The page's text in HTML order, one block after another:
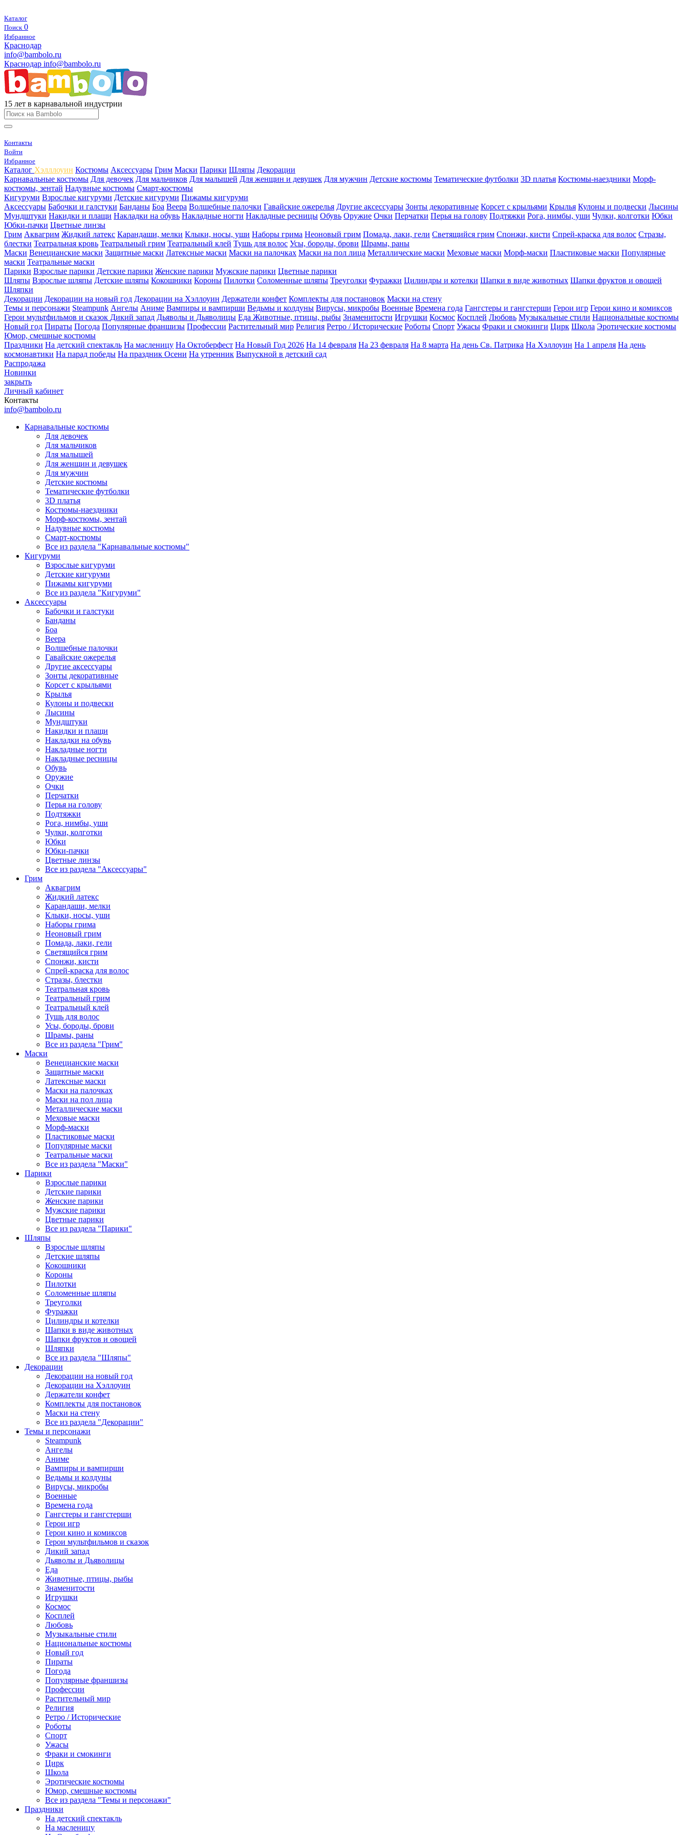
Каталог
Поиск 0
Избранное
Краснодар
info@bambolo.ru
Краснодар info@bambolo.ru
15 лет в карнавальной индустрии
Контакты
Войти
Избранное
Каталог Хэлллоуин Костюмы Аксессуары Грим Маски Парики Шляпы Декорации
Карнавальные костюмы Для девочек Для мальчиков Для малышей Для женщин и девушек Для мужчин Детские костюмы Тематические футболки 3D платья Костюмы-наездники Морф-
костюмы, зентай Надувные костюмы Смарт-костюмы
Кигуруми Взрослые кигуруми Детские кигуруми Пижамы кигуруми
Аксессуары Бабочки и галстуки Банданы Боа Веера Волшебные палочки Гавайские ожерелья Другие аксессуары Зонты декоративные Корсет с крыльями Крылья Кулоны и подвески Лысины
Мундштуки Накидки и плащи Накладки на обувь Накладные ногти Накладные ресницы Обувь Оружие Очки Перчатки Перья на голову Подтяжки Рога, нимбы, уши Чулки, колготки Юбки
Юбки-пачки Цветные линзы
Грим Аквагрим Жидкий латекс Карандаши, мелки Клыки, носы, уши Наборы грима Неоновый грим Помада, лаки, гели Светящийся грим Спонжи, кисти Спрей-краска для волос Стразы,
блестки Театральная кровь Театральный грим Театральный клей Тушь для волос Усы, бороды, брови Шрамы, раны
Маски Венецианские маски Защитные маски Латексные маски Маски на палочках Маски на пол лица Металлические маски Меховые маски Морф-маски Пластиковые маски Популярные
маски Театральные маски
Парики Взрослые парики Детские парики Женские парики Мужские парики Цветные парики
Шляпы Взрослые шляпы Детские шляпы Кокошники Короны Пилотки Соломенные шляпы Треуголки Фуражки Цилиндры и котелки Шапки в виде животных Шапки фруктов и овощей
Шляпки
Декорации Декорации на новый год Декорации на Хэллоуин Держатели конфет Комплекты для постановок Маски на стену
Темы и персонажи Steampunk Ангелы Аниме Вампиры и вампирши Ведьмы и колдуны Вирусы, микробы Военные Времена года Гангстеры и гангстерши Герои игр Герои кино и комиксов
Герои мультфильмов и сказок Дикий запад Дьяволы и Дьяволицы Еда Животные, птицы, рыбы Знаменитости Игрушки Космос Косплей Любовь Музыкальные стили Национальные костюмы
Новый год Пираты Погода Популярные франшизы Профессии Растительный мир Религия Ретро / Исторические Роботы Спорт Ужасы Фраки и смокинги Цирк Школа Эротические костюмы
Юмор, смешные костюмы
Праздники На детский спектакль На масленицу На Октоберфест На Новый Год 2026 На 14 февраля На 23 февраля На 8 марта На день Св. Патрика На Хэллоуин На 1 апреля На день
космонавтики На парад победы На праздник Осени На утренник Выпускной в детский сад
Распродажа
Новинки
закрыть
Личный кабинет
Контакты
info@bambolo.ru
Карнавальные костюмы
Для девочек
Для мальчиков
Для малышей
Для женщин и девушек
Для мужчин
Детские костюмы
Тематические футболки
3D платья
Костюмы-наездники
Морф-костюмы, зентай
Надувные костюмы
Смарт-костюмы
Все из раздела "Карнавальные костюмы"
Кигуруми
Взрослые кигуруми
Детские кигуруми
Пижамы кигуруми
Все из раздела "Кигуруми"
Аксессуары
Бабочки и галстуки
Банданы
Боа
Веера
Волшебные палочки
Гавайские ожерелья
Другие аксессуары
Зонты декоративные
Корсет с крыльями
Крылья
Кулоны и подвески
Лысины
Мундштуки
Накидки и плащи
Накладки на обувь
Накладные ногти
Накладные ресницы
Обувь
Оружие
Очки
Перчатки
Перья на голову
Подтяжки
Рога, нимбы, уши
Чулки, колготки
Юбки
Юбки-пачки
Цветные линзы
Все из раздела "Аксессуары"
Грим
Аквагрим
Жидкий латекс
Карандаши, мелки
Клыки, носы, уши
Наборы грима
Неоновый грим
Помада, лаки, гели
Светящийся грим
Спонжи, кисти
Спрей-краска для волос
Стразы, блестки
Театральная кровь
Театральный грим
Театральный клей
Тушь для волос
Усы, бороды, брови
Шрамы, раны
Все из раздела "Грим"
Маски
Венецианские маски
Защитные маски
Латексные маски
Маски на палочках
Маски на пол лица
Металлические маски
Меховые маски
Морф-маски
Пластиковые маски
Популярные маски
Театральные маски
Все из раздела "Маски"
Парики
Взрослые парики
Детские парики
Женские парики
Мужские парики
Цветные парики
Все из раздела "Парики"
Шляпы
Взрослые шляпы
Детские шляпы
Кокошники
Короны
Пилотки
Соломенные шляпы
Треуголки
Фуражки
Цилиндры и котелки
Шапки в виде животных
Шапки фруктов и овощей
Шляпки
Все из раздела "Шляпы"
Декорации
Декорации на новый год
Декорации на Хэллоуин
Держатели конфет
Комплекты для постановок
Маски на стену
Все из раздела "Декорации"
Темы и персонажи
Steampunk
Ангелы
Аниме
Вампиры и вампирши
Ведьмы и колдуны
Вирусы, микробы
Военные
Времена года
Гангстеры и гангстерши
Герои игр
Герои кино и комиксов
Герои мультфильмов и сказок
Дикий запад
Дьяволы и Дьяволицы
Еда
Животные, птицы, рыбы
Знаменитости
Игрушки
Космос
Косплей
Любовь
Музыкальные стили
Национальные костюмы
Новый год
Пираты
Погода
Популярные франшизы
Профессии
Растительный мир
Религия
Ретро / Исторические
Роботы
Спорт
Ужасы
Фраки и смокинги
Цирк
Школа
Эротические костюмы
Юмор, смешные костюмы
Все из раздела "Темы и персонажи"
Праздники
На детский спектакль
На масленицу